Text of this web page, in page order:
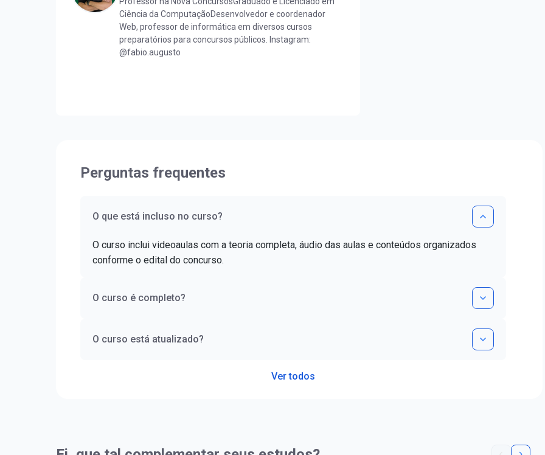
Ciência da ComputaçãoDesenvolvedor e coordenador
Web, professor de informática em diversos cursos
preparatórios para concursos públicos. Instagram:
@fabio.augusto
Perguntas frequentes
O que está incluso no curso?
O curso inclui videoaulas com a teoria completa, áudio das aulas e conteúdos organizados
conforme o edital do concurso.
O curso é completo?
O curso está atualizado?
Ver todos